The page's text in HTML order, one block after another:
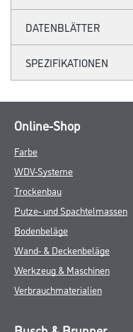
DATENBLÄTTER
SPEZIFIKATIONEN
Online-Shop
Farbe
WDV-Systeme
Trockenbau
Putze- und Spachtelmassen
Bodenbeläge
Wand- & Deckenbeläge
Werkzeug & Maschinen
Verbrauchmaterialien